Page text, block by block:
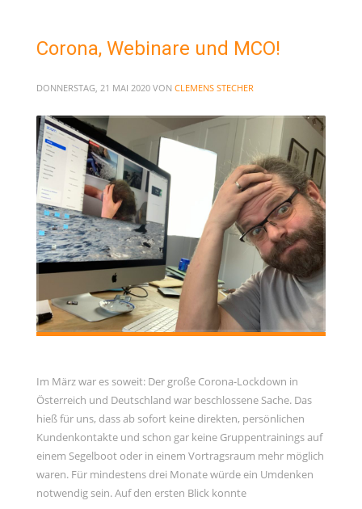
Corona, Webinare und MCO!
DONNERSTAG, 21 MAI 2020 VON CLEMENS STECHER
Im März war es soweit: Der große Corona-Lockdown in
Österreich und Deutschland war beschlossene Sache. Das
hieß für uns, dass ab sofort keine direkten, persönlichen
Kundenkontakte und schon gar keine Gruppentrainings auf
einem Segelboot oder in einem Vortragsraum mehr möglich
waren. Für mindestens drei Monate würde ein Umdenken
notwendig sein. Auf den ersten Blick konnte